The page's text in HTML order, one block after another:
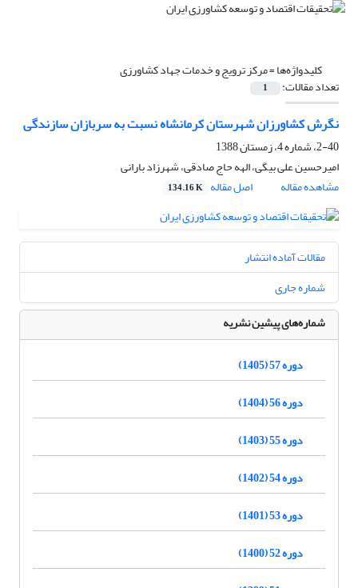
کلیدواژه‌ها =مرکز ترویج و خدمات جهاد کشاورزی
تعداد مقالات: 1
نگرش کشاورزان شهرستان کرمانشاه نسبت به سربازان سازندگی
2-40، شماره 4، زمستان 1388
امیرحسین علی بیگی، الهه حاج صادقی، شهرزاد بارانی
مشاهده مقاله
اصل مقاله 134.16 K
مقالات آماده انتشار
شماره جاری
شماره‌های پیشین نشریه
دوره 57 (1405)
دوره 56 (1404)
دوره 55 (1403)
دوره 54 (1402)
دوره 53 (1401)
دوره 52 (1400)